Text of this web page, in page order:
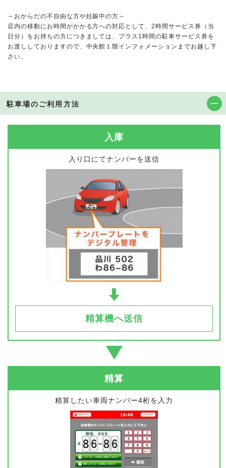
～おからだの不自由な方や妊娠中の方～
店内の移動にお時間がかかる方への対応として、2時間サービス券（当
日分）をお持ちの方につきましては、プラス1時間の駐車サービス券を
お渡ししておりますので、中央館１階インフォメーションまでお越し下
さい。
駐車場のご利用方法
入庫
入り口にてナンバーを送信
精算機へ送信
精算
精算したい車両ナンバー4桁を入力